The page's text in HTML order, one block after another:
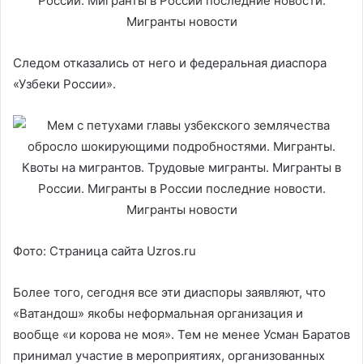
Следом отказались от него и федеральная диаспора
«Узбеки России».
Фото: Страница сайта Uzros.ru
Более того, сегодня все эти диаспоры заявляют, что
«Ватандош» якобы неформальная организация и
вообще «и корова не моя». Тем не менее Усман Баратов
принимал участие в мероприятиях, организованных